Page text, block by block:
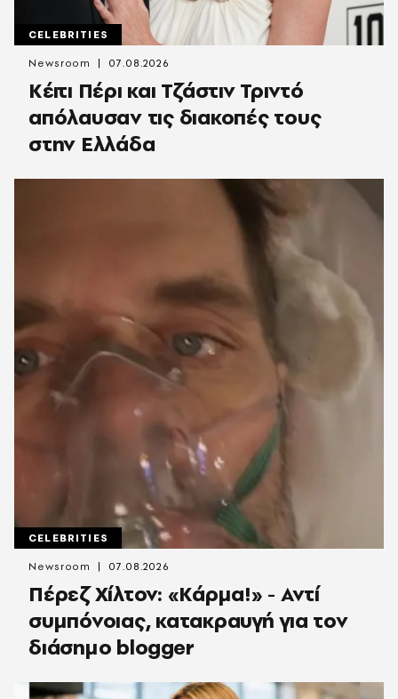
CELEBRITIES
Κέιτι Πέρι και Τζάστιν Τριντό
απόλαυσαν τις διακοπές τους
στην Ελλάδα
Newsroom 07.08.2026
CELEBRITIES
Πέρεζ Χίλτον: «Κάρμα!» - Αντί
συμπόνοιας, κατακραυγή για τον
διάσημο blogger
Newsroom 07.08.2026